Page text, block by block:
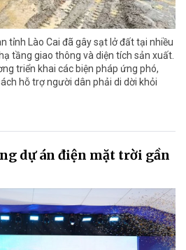
tỉnh Lào Cai đã gây sạt lở đất tại nhiều
tầng giao thông và diện tích sản xuất.
triển khai các biện pháp ứng phó,
hỗ trợ người dân phải di dời khỏi
dự án điện mặt trời gần